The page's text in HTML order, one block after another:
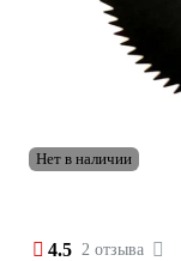
Нет в наличии
4.5 2 отзыва